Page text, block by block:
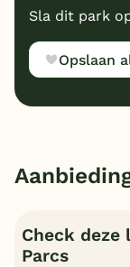
Sla dit park
Opslaan
Check deze
Parcs